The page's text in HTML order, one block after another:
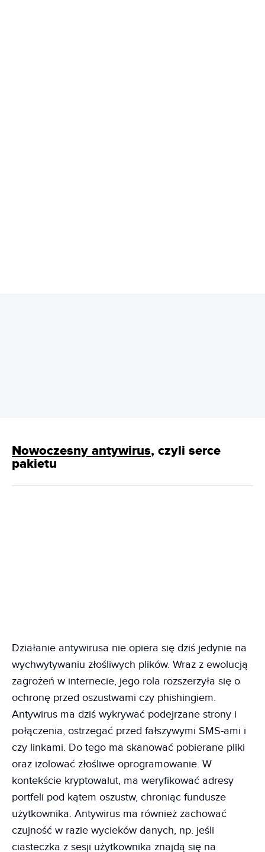
Nowoczesny antywirus, czyli serce
pakietu
Działanie antywirusa nie opiera się dziś jedynie na
wychwytywaniu złośliwych plików. Wraz z ewolucją
zagrożeń w internecie, jego rola rozszerzyła się o
ochronę przed oszustwami czy phishingiem.
Antywirus ma dziś wykrywać podejrzane strony i
połączenia, ostrzegać przed fałszywymi SMS-ami i
czy linkami. Do tego ma skanować pobierane pliki
oraz izolować złośliwe oprogramowanie. W
kontekście kryptowalut, ma weryfikować adresy
portfeli pod kątem oszustw, chroniąc fundusze
użytkownika. Antywirus ma również zachować
czujność w razie wycieków danych, np. jeśli
ciasteczka z sesji użytkownika znajdą się na